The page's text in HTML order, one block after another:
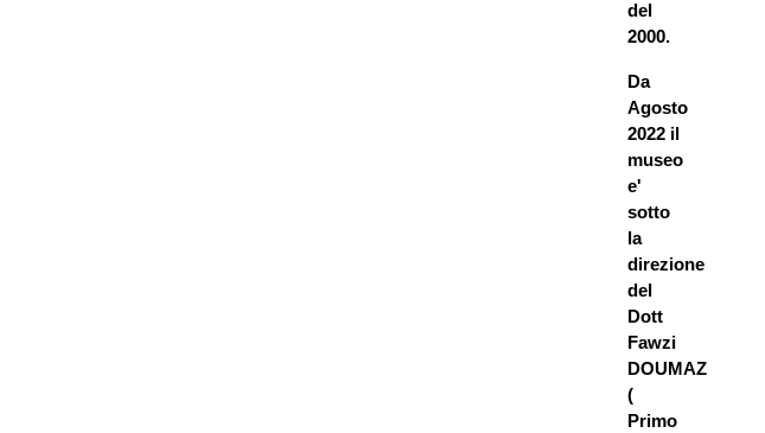
del
2000.
Da
Agosto
2022 il
museo
e'
sotto
la
direzione
del
Dott
Fawzi
DOUMAZ
(
Primo